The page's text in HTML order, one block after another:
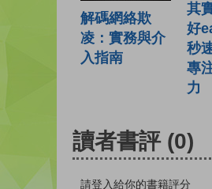
解碼網絡欺
凌：實務與介
入指南
其
好
秒
專
力
讀者書評 (0)
請登入給你的書籍評分